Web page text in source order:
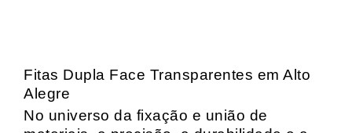
Fitas Dupla Face Transparentes em Alto
Alegre
No universo da fixação e união de